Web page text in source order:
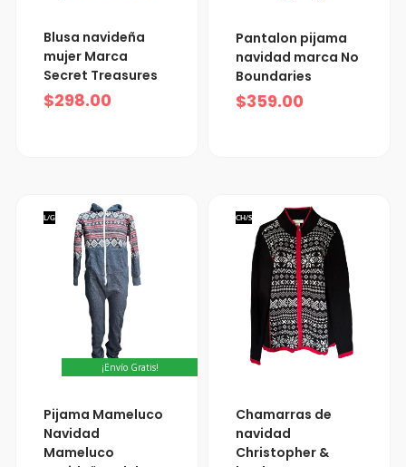
Blusa navideña
mujer Marca
Secret Treasures
$298.00
Pantalon pijama
navidad marca No
Boundaries
$359.00
L/G
¡Envío Gratis!
Pijama Mameluco
Navidad
Mameluco
CH/S
Chamarras de
navidad
Christopher &